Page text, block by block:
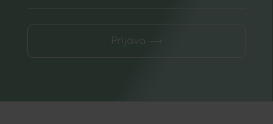
Prijava ⟶